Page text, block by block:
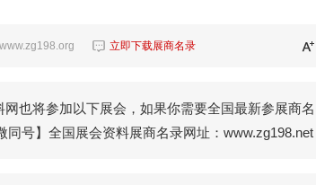
立即下载展商名录
也将参加以下展会，如果你需要全国最新参展商名
号】全国展会资料展商名录网址：www.zg198.net